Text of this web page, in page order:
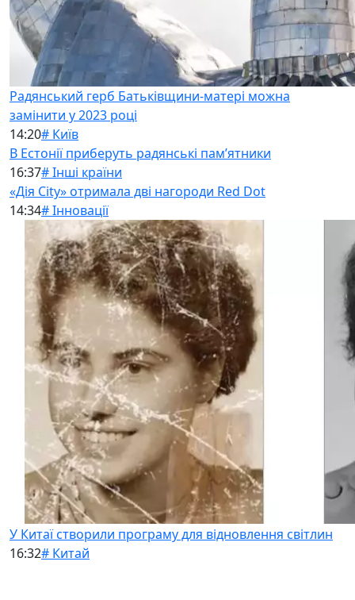
Радянський герб Батьківщини-матері можна
замінити у 2023 році
14:20# Київ
В Естонії приберуть радянські памʼятники
16:37# Інші країни
«Дія City» отримала дві нагороди Red Dot
14:34# Інновації
У Китаї створили програму для відновлення світлин
16:32# Китай